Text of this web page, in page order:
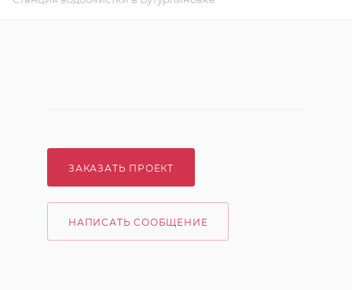
ЗАКАЗАТЬ ПРОЕКТ
НАПИСАТЬ СООБЩЕНИЕ